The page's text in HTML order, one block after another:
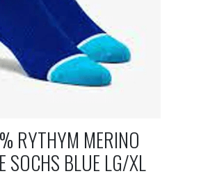
RYTHYM MERINO
SOCHS BLUE LG/XL